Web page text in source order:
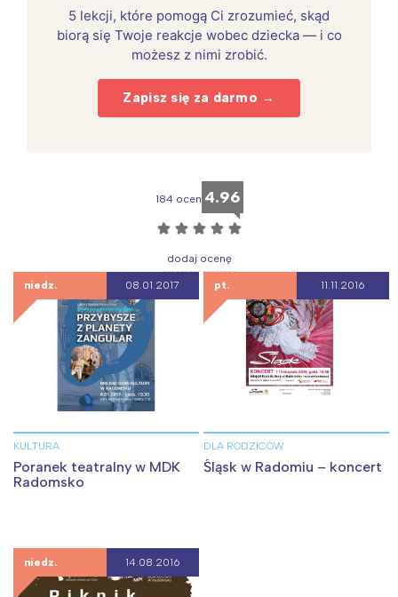
5 lekcji, które pomogą Ci zrozumieć, skąd
biorą się Twoje reakcje wobec dziecka — i co
możesz z nimi zrobić.
Zapisz się za darmo →
184 ocen 4.96
☆ ☆ ☆ ☆ ☆
dodaj ocenę
niedz. 08.01.2017
KULTURA
Poranek teatralny w MDK
Radomsko
pt. 11.11.2016
DLA RODZICÓW
Śląsk w Radomiu – koncert
niedz. 14.08.2016